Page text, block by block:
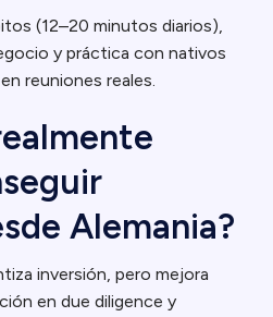
(12–20 minutos diarios),
y práctica con nativos
reuniones reales.
Alemania?
inversión, pero mejora
en due diligence y